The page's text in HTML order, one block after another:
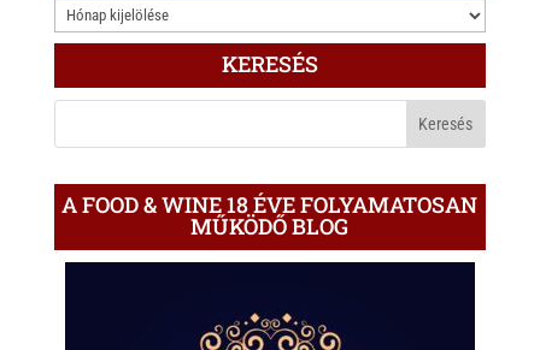
3.000
ÍRÁS
KERESÉS
A FOOD & WINE 18 ÉVE FOLYAMATOSAN
MŰKÖDŐ BLOG